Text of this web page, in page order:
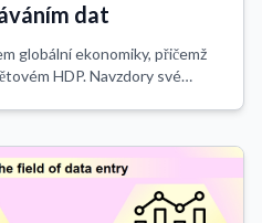
dat
globální ekonomiky, přičemž
HDP. Navzdory své